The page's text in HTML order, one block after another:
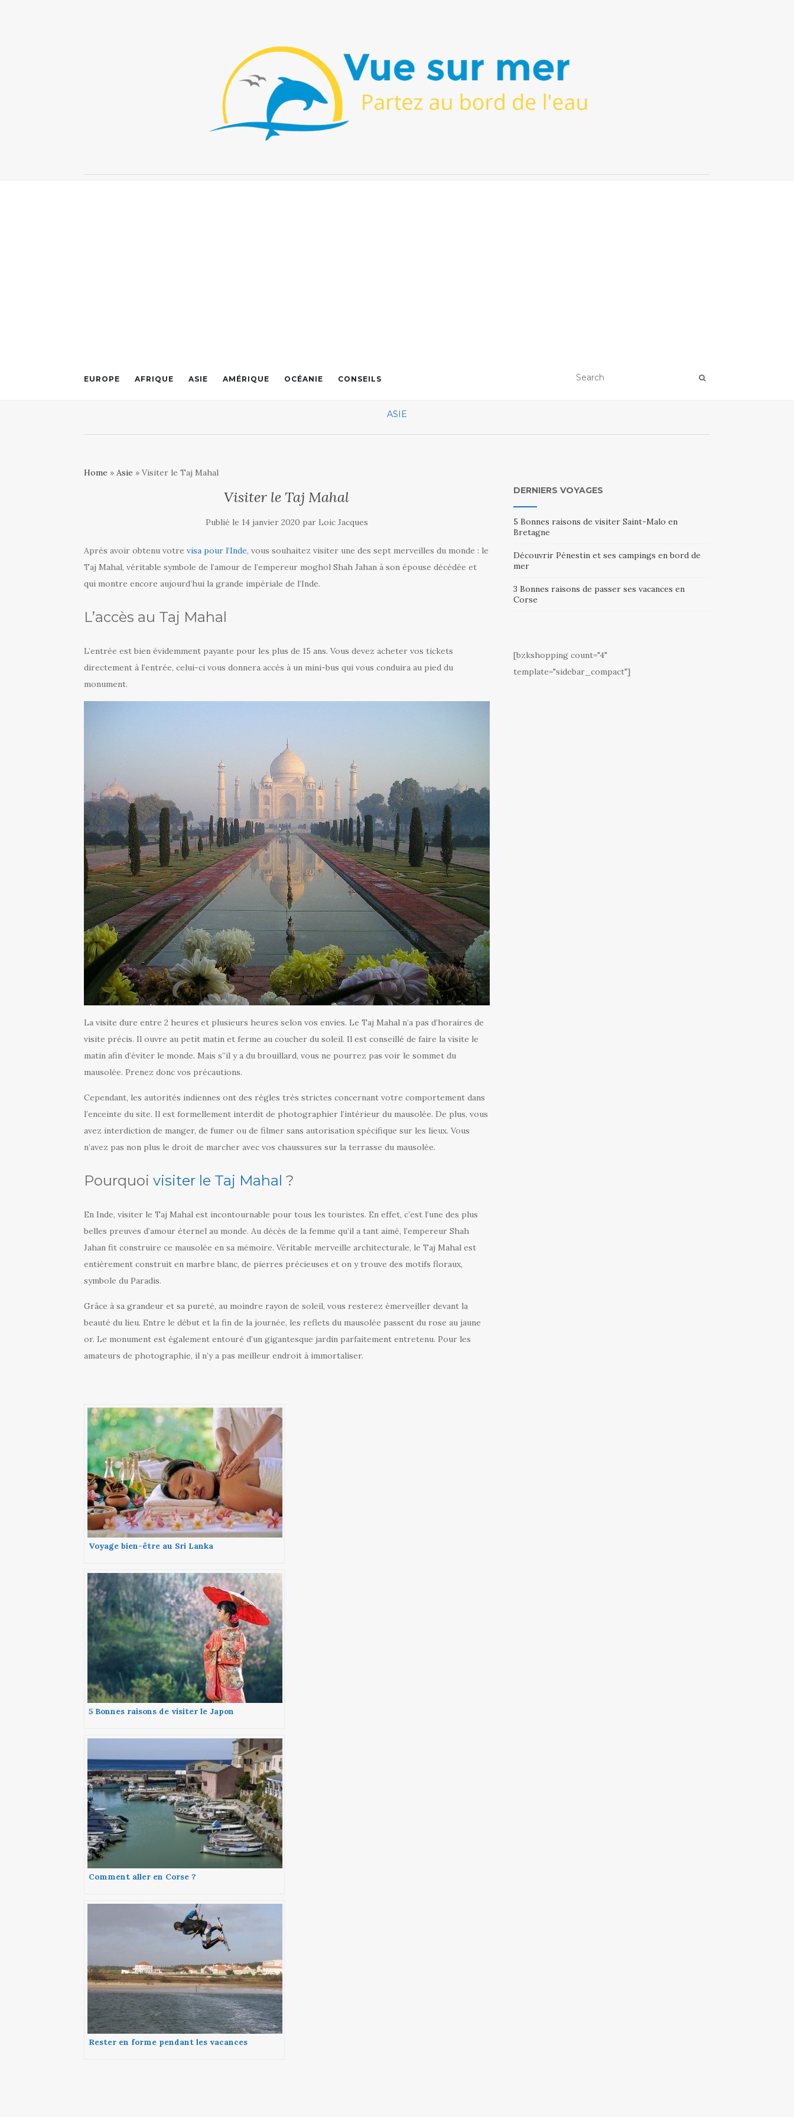
EUROPE AFRIQUE ASIE AMÉRIQUE OCÉANIE CONSEILS
ASIE
Home » Asie » Visiter le Taj Mahal
Visiter le Taj Mahal
Publié le 14 janvier 2020 par Loic Jacques
Après avoir obtenu votre visa pour l’Inde, vous souhaitez visiter une des sept merveilles du monde : le
Taj Mahal, véritable symbole de l’amour de l’empereur moghol Shah Jahan à son épouse décédée et
qui montre encore aujourd’hui la grande impériale de l’Inde.
L’accès au Taj Mahal
L’entrée est bien évidemment payante pour les plus de 15 ans. Vous devez acheter vos tickets
directement à l’entrée, celui-ci vous donnera accès à un mini-bus qui vous conduira au pied du
monument.
La visite dure entre 2 heures et plusieurs heures selon vos envies. Le Taj Mahal n’a pas d’horaires de
visite précis. Il ouvre au petit matin et ferme au coucher du soleil. Il est conseillé de faire la visite le
matin afin d’éviter le monde. Mais s’’il y a du brouillard, vous ne pourrez pas voir le sommet du
mausolée. Prenez donc vos précautions.
Cependant, les autorités indiennes ont des règles très strictes concernant votre comportement dans
l’enceinte du site. Il est formellement interdit de photographier l’intérieur du mausolée. De plus, vous
avez interdiction de manger, de fumer ou de filmer sans autorisation spécifique sur les lieux. Vous
n’avez pas non plus le droit de marcher avec vos chaussures sur la terrasse du mausolée.
Pourquoi visiter le Taj Mahal ?
En Inde, visiter le Taj Mahal est incontournable pour tous les touristes. En effet, c’est l’une des plus
belles preuves d’amour éternel au monde. Au décès de la femme qu’il a tant aimé, l’empereur Shah
Jahan fit construire ce mausolée en sa mémoire. Véritable merveille architecturale, le Taj Mahal est
entièrement construit en marbre blanc, de pierres précieuses et on y trouve des motifs floraux,
symbole du Paradis.
Grâce à sa grandeur et sa pureté, au moindre rayon de soleil, vous resterez émerveiller devant la
beauté du lieu. Entre le début et la fin de la journée, les reflets du mausolée passent du rose au jaune
or. Le monument est également entouré d’un gigantesque jardin parfaitement entretenu. Pour les
amateurs de photographie, il n’y a pas meilleur endroit à immortaliser.
Voyage bien-être au Sri Lanka
5 Bonnes raisons de visiter le Japon
Comment aller en Corse ?
Rester en forme pendant les vacances
DERNIERS VOYAGES
5 Bonnes raisons de visiter Saint-Malo en
Bretagne
Découvrir Pénestin et ses campings en bord de
mer
3 Bonnes raisons de passer ses vacances en
Corse
[bzkshopping count="4"
template="sidebar_compact"]